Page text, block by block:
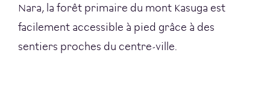
Nara, la forêt primaire du mont Kasuga est
facilement accessible à pied grâce à des
sentiers proches du centre-ville.